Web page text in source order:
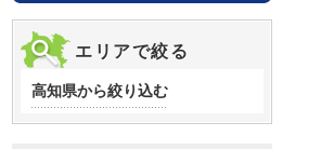
エリアで絞る
高知県から絞り込む